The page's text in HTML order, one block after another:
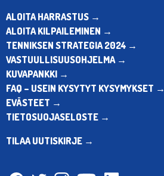
ALOITA HARRASTUS →
ALOITA KILPAILEMINEN →
TENNIKSEN STRATEGIA 2024 →
VASTUULLISUUSOHJELMA →
KUVAPANKKI →
FAQ – USEIN KYSYTYT KYSYMYKSET →
EVÄSTEET →
TIETOSUOJASELOSTE →
TILAA UUTISKIRJE →